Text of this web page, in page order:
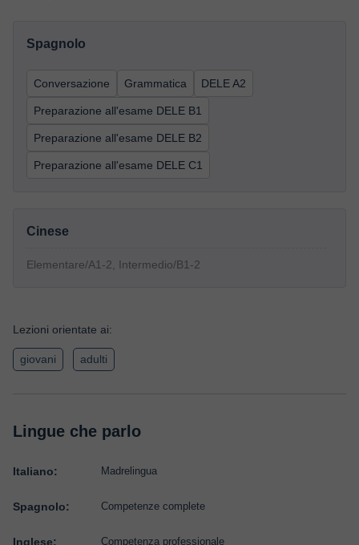
Spagnolo
Conversazione Grammatica DELE A2
Preparazione all'esame DELE B1
Preparazione all'esame DELE B2
Preparazione all'esame DELE C1
Cinese
Elementare/A1-2, Intermedio/B1-2
Lezioni orientate ai:
giovani adulti
Lingue che parlo
Italiano: Madrelingua
Spagnolo: Competenze complete
Inglese: Competenza professionale